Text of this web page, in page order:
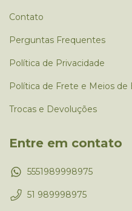
Contato
Perguntas Frequentes
Política de Privacidade
Política de Frete e Meios de
Trocas e Devoluções
Entre em contato
5551989998975
51 989998975